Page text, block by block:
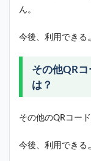
ん。
今後、利用できる
その他QR
は？
その他のQRコー
今後、利用できる